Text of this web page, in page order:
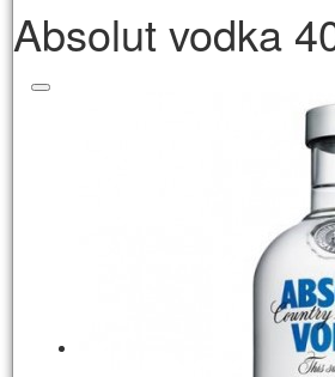
Absolut vodka